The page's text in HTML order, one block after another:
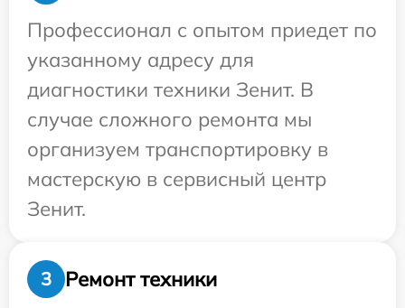
Профессионал с опытом приедет по
указанному адресу для
диагностики техники Зенит. В
случае сложного ремонта мы
организуем транспортировку в
мастерскую в сервисный центр
Зенит.
3
Ремонт техники